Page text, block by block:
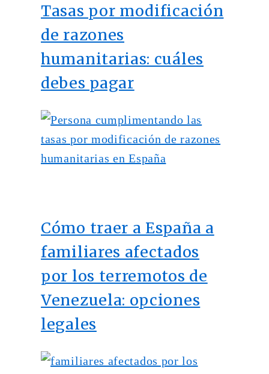
Tasas por modificación
de razones
humanitarias: cuáles
debes pagar
Cómo traer a España a
familiares afectados
por los terremotos de
Venezuela: opciones
legales